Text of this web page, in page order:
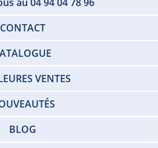
CONTACT
VENTES
BLOG